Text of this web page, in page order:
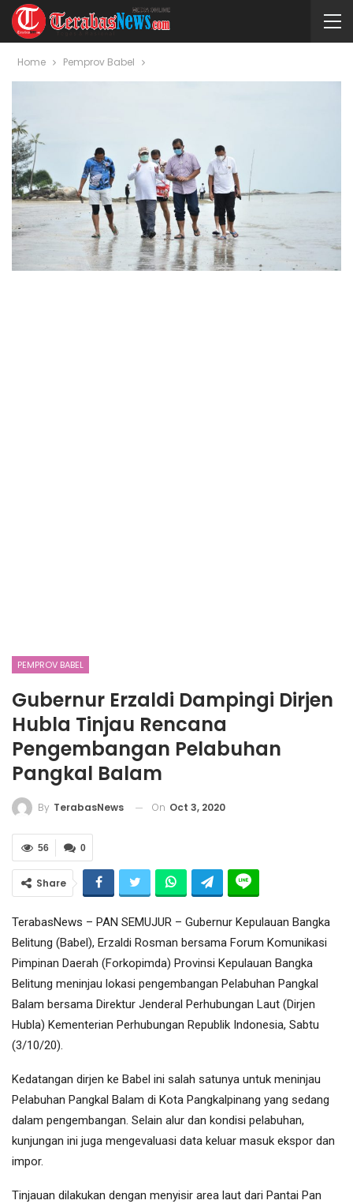
Home Pemprov Babel
PEMPROV BABEL
Gubernur Erzaldi Dampingi Dirjen
Hubla Tinjau Rencana
Pengembangan Pelabuhan
Pangkal Balam
By TerabasNews On Oct 3, 2020
0
56
Share
TerabasNews – PAN SEMUJUR – Gubernur Kepulauan Bangka
Belitung (Babel), Erzaldi Rosman bersama Forum Komunikasi
Pimpinan Daerah (Forkopimda) Provinsi Kepulauan Bangka
Belitung meninjau lokasi pengembangan Pelabuhan Pangkal
Balam bersama Direktur Jenderal Perhubungan Laut (Dirjen
Hubla) Kementerian Perhubungan Republik Indonesia, Sabtu
(3/10/20).
Kedatangan dirjen ke Babel ini salah satunya untuk meninjau
Pelabuhan Pangkal Balam di Kota Pangkalpinang yang sedang
dalam pengembangan. Selain alur dan kondisi pelabuhan,
kunjungan ini juga mengevaluasi data keluar masuk ekspor dan
impor.
Tinjauan dilakukan dengan menyisir area laut dari Pantai Pan